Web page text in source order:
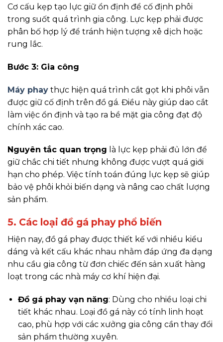
Cơ cấu kẹp tạo lực giữ ổn định để cố định phôi
trong suốt quá trình gia công. Lực kẹp phải được
phân bố hợp lý để tránh hiện tượng xê dịch hoặc
rung lắc.
Bước 3: Gia công
Máy phay thực hiện quá trình cắt gọt khi phôi vẫn
được giữ cố định trên đồ gá. Điều này giúp dao cắt
làm việc ổn định và tạo ra bề mặt gia công đạt độ
chính xác cao.
Nguyên tắc quan trọng là lực kẹp phải đủ lớn để
giữ chắc chi tiết nhưng không được vượt quá giới
hạn cho phép. Việc tính toán đúng lực kẹp sẽ giúp
bảo vệ phôi khỏi biến dạng và nâng cao chất lượng
sản phẩm.
5. Các loại đồ gá phay phổ biến
Hiện nay, đồ gá phay được thiết kế với nhiều kiểu
dáng và kết cấu khác nhau nhằm đáp ứng đa dạng
nhu cầu gia công từ đơn chiếc đến sản xuất hàng
loạt trong các nhà máy cơ khí hiện đại.
Đồ gá phay vạn năng: Dùng cho nhiều loại chi
tiết khác nhau. Loại đồ gá này có tính linh hoạt
cao, phù hợp với các xưởng gia công cần thay đổi
sản phẩm thường xuyên.